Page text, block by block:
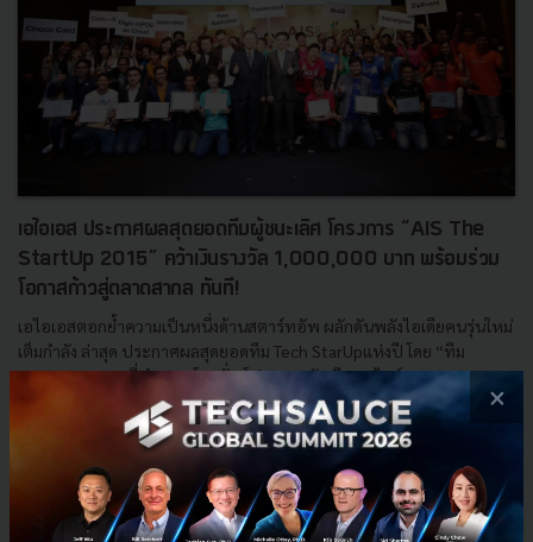
เอไอเอส ประกาศผลสุดยอดทีมผู้ชนะเลิศ โครงการ “AIS The
StartUp 2015” คว้าเงินรางวัล 1,000,000 บาท พร้อมร่วม
โอกาสก้าวสู่ตลาดสากล ทันที!
เอไอเอสตอกย้ำความเป็นหนึ่งด้านสตาร์ทอัพ ผลักดันพลังไอเดียคนรุ่นใหม่
เต็มกำลัง ล่าสุด ประกาศผลสุดยอดทีม Tech StarUpแห่งปี โดย “ทีม
FlowAccount” ที่นำเสนอโซลูชั่น โปรแกรมบัญชีออนไลน์ ...
| ByTechsauce Team
QueQ Choco Card FlowAccount Social Giver
×